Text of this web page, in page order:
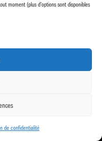
moment (plus d'options sont disponibles
de confidentialité
Mancy 61 1245 Collonge-